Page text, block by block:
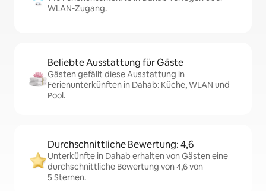
WLAN-Zugang.
Beliebte Ausstattung für Gäste
Gästen gefällt diese Ausstattung in
Ferienunterkünften in Dahab: Küche, WLAN und
Pool.
Durchschnittliche Bewertung: 4,6
Unterkünfte in Dahab erhalten von Gästen eine
durchschnittliche Bewertung von 4,6 von
5 Sternen.